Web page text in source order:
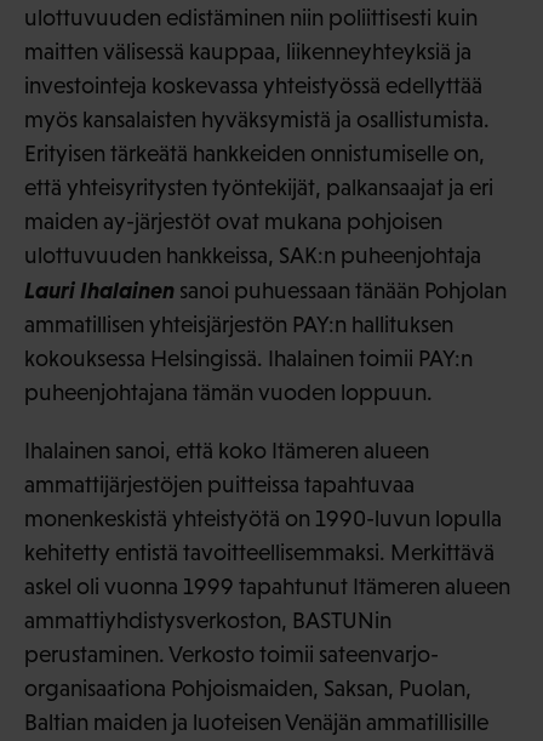
ulottuvuuden edistäminen niin poliittisesti kuin
maitten välisessä kauppaa, liikenneyhteyksiä ja
investointeja koskevassa yhteistyössä edellyttää
myös kansalaisten hyväksymistä ja osallistumista.
Erityisen tärkeätä hankkeiden onnistumiselle on,
että yhteisyritysten työntekijät, palkansaajat ja eri
maiden ay-järjestöt ovat mukana pohjoisen
ulottuvuuden hankkeissa, SAK:n puheenjohtaja
Lauri Ihalainen sanoi puhuessaan tänään Pohjolan
ammatillisen yhteisjärjestön PAY:n hallituksen
kokouksessa Helsingissä. Ihalainen toimii PAY:n
puheenjohtajana tämän vuoden loppuun.
Ihalainen sanoi, että koko Itämeren alueen
ammattijärjestöjen puitteissa tapahtuvaa
monenkeskistä yhteistyötä on 1990-luvun lopulla
kehitetty entistä tavoitteellisemmaksi. Merkittävä
askel oli vuonna 1999 tapahtunut Itämeren alueen
ammattiyhdistysverkoston, BASTUNin
perustaminen. Verkosto toimii sateenvarjo-
organisaationa Pohjoismaiden, Saksan, Puolan,
Baltian maiden ja luoteisen Venäjän ammatillisille